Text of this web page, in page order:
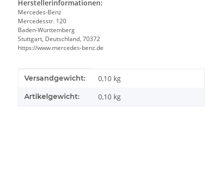
Herstellerinformationen:
Mercedes-Benz
Mercedesstr. 120
Baden-Württemberg
Stuttgart, Deutschland, 70372
https://www.mercedes-benz.de
Produkteigenschaft
Wert
Versandgewicht: 0,10 kg
Artikelgewicht: 0,10 kg